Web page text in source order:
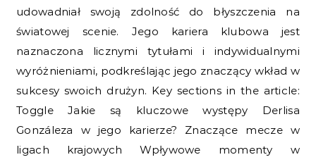
udowadniał swoją zdolność do błyszczenia na
światowej scenie. Jego kariera klubowa jest
naznaczona licznymi tytułami i indywidualnymi
wyróżnieniami, podkreślając jego znaczący wkład w
sukcesy swoich drużyn. Key sections in the article:
Toggle Jakie są kluczowe występy Derlisa
Gonzáleza w jego karierze? Znaczące mecze w
ligach krajowych Wpływowe momenty w